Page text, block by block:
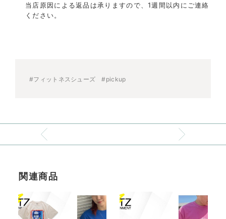
当店原因による返品は承りますので、1週間以内にご連絡
ください。
#フィットネスシューズ #pickup
関連商品